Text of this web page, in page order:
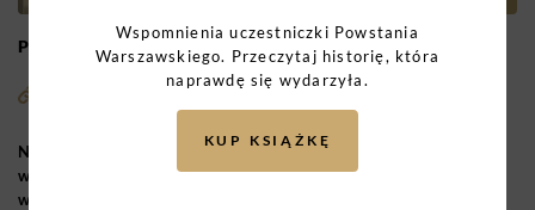
PGE POLSKA GRUPA ENERGETYCZNA
Nominacja za wsparcie licznych inicjatyw realizowanych
w roku 100-lecia odzyskania przez Polskę niepodległości,
w tym mecenat nad „Koncertem dla Niepodległej”
Wspomnienia uczestniczki Powstania
Warszawskiego. Przeczytaj historię, która
naprawdę się wydarzyła.
KUP KSIĄŻKĘ